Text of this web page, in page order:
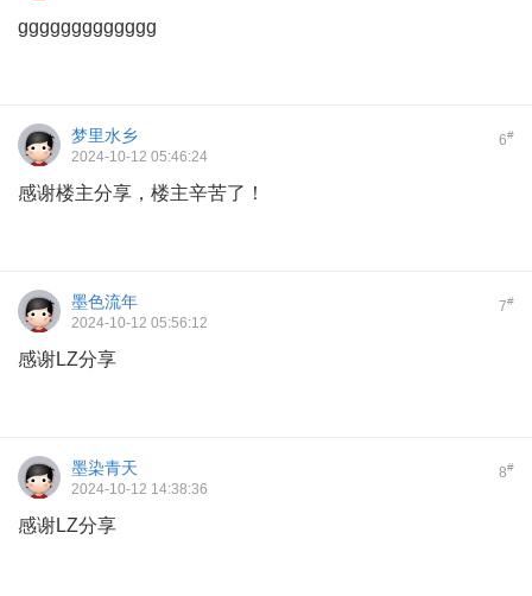
ggggggggggggg
6#
梦里水乡
2024-10-12 05:46:24
感谢楼主分享，楼主辛苦了！
7#
墨色流年
2024-10-12 05:56:12
感谢LZ分享
8#
墨染青天
2024-10-12 14:38:36
感谢LZ分享